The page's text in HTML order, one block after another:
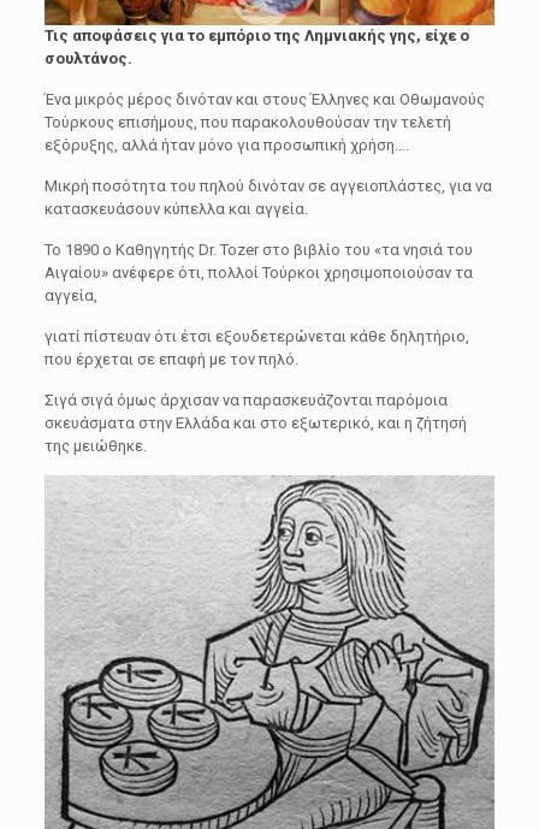
Τις αποφάσεις για το εμπόριο της Λημνιακής γης, είχε ο
σουλτάνος.
Ένα μικρός μέρος δινόταν και στους Έλληνες και Οθωμανούς
Τούρκους επισήμους, που παρακολουθούσαν την τελετή
εξόρυξης, αλλά ήταν μόνο για προσωπική χρήση….
Μικρή ποσότητα του πηλού δινόταν σε αγγειοπλάστες, για να
κατασκευάσουν κύπελλα και αγγεία.
Το 1890 ο Καθηγητής Dr. Tozer στο βιβλίο του «τα νησιά του
Αιγαίου» ανέφερε ότι, πολλοί Τούρκοι χρησιμοποιούσαν τα
αγγεία,
γιατί πίστευαν ότι έτσι εξουδετερώνεται κάθε δηλητήριο,
που έρχεται σε επαφή με τον πηλό.
Σιγά σιγά όμως άρχισαν να παρασκευάζονται παρόμοια
σκευάσματα στην Ελλάδα και στο εξωτερικό, και η ζήτησή
της μειώθηκε.